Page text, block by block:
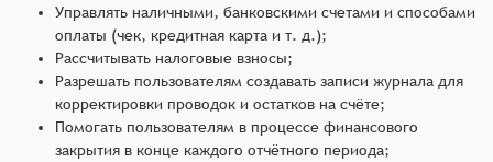
Управлять наличными, банковскими счетами и способами
оплаты (чек, кредитная карта и т. д.);
Рассчитывать налоговые взносы;
Разрешать пользователям создавать записи журнала для
корректировки проводок и остатков на счёте;
Помогать пользователям в процессе финансового
закрытия в конце каждого отчётного периода;